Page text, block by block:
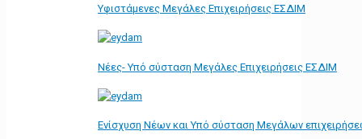
Υφιστάμενες Μεγάλες Επιχειρήσεις ΕΣΔΙΜ
Νέες- Υπό σύσταση Μεγάλες Επιχειρήσεις ΕΣΔΙΜ
Ενίσχυση Νέων και Υπό σύσταση Μεγάλων